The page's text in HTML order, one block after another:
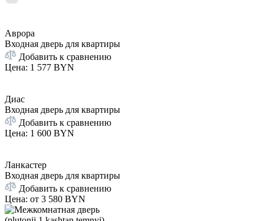
Аврора
Входная дверь для квартиры
Добавить к сравнению
Цена: 1 577 BYN
Диас
Входная дверь для квартиры
Добавить к сравнению
Цена: 1 600 BYN
Ланкастер
Входная дверь для квартиры
Добавить к сравнению
Цена: от 3 580 BYN